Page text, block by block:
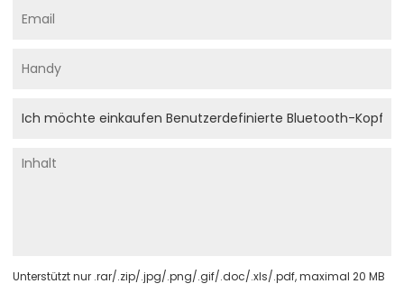
Unterstützt nur .rar/.zip/.jpg/.png/.gif/.doc/.xls/.pdf, maximal 20 MB